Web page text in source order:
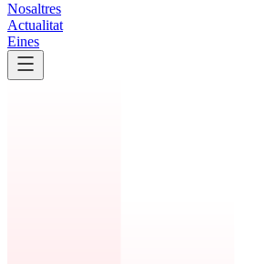
Nosaltres
Actualitat
Eines